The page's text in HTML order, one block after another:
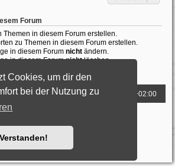
Cookies, um dir den
bei der Nutzung zu
Verstanden!
Forum
Themen in diesem Forum erstellen.
zu Themen in diesem Forum erstellen.
in diesem Forum nicht ändern.
in diesem Forumnichtlöschen.
Alle Zeiten sind UTC+02:00
Software © phpBB Limited